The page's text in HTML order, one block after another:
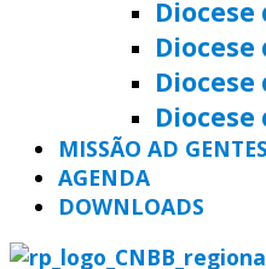
Diocese
Diocese
MISSÃO AD GENTES
AGENDA
DOWNLOADS